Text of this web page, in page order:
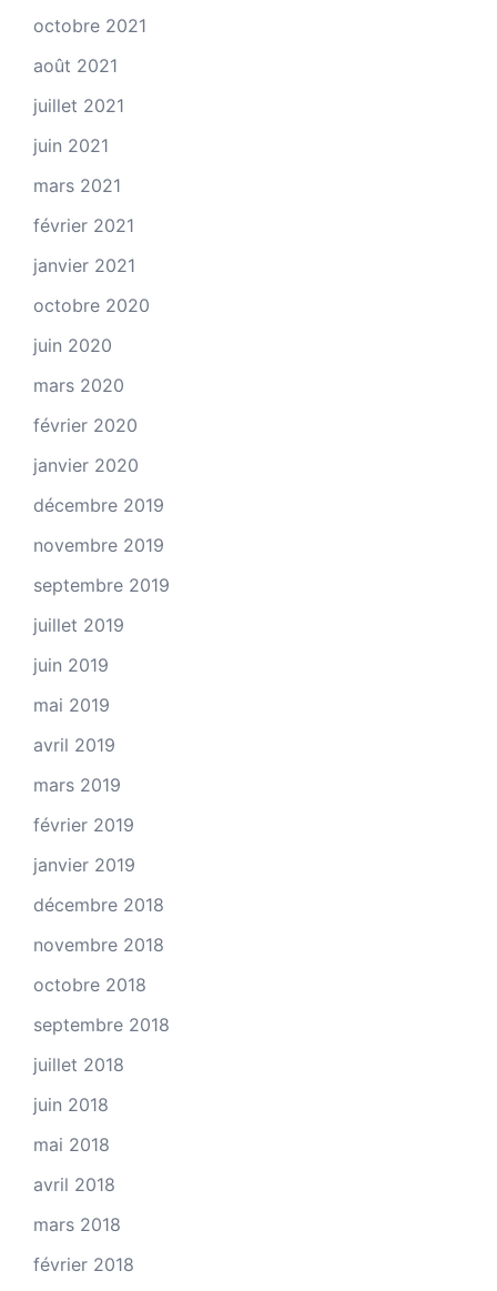
octobre 2021
août 2021
juillet 2021
juin 2021
mars 2021
février 2021
janvier 2021
octobre 2020
juin 2020
mars 2020
février 2020
janvier 2020
décembre 2019
novembre 2019
septembre 2019
juillet 2019
juin 2019
mai 2019
avril 2019
mars 2019
février 2019
janvier 2019
décembre 2018
novembre 2018
octobre 2018
septembre 2018
juillet 2018
juin 2018
mai 2018
avril 2018
mars 2018
février 2018